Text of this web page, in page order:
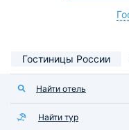
Гостиницы России
Найти отель
Найти тур